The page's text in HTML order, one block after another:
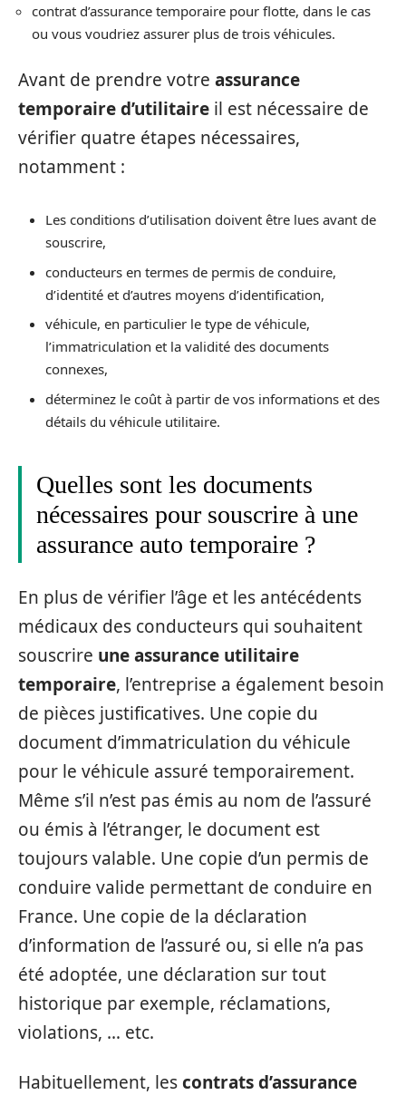
contrat d’assurance temporaire pour flotte, dans le cas
ou vous voudriez assurer plus de trois véhicules.
Avant de prendre votre assurance
temporaire d’utilitaire il est nécessaire de
vérifier quatre étapes nécessaires,
notamment :
Les conditions d’utilisation doivent être lues avant de
souscrire,
conducteurs en termes de permis de conduire,
d’identité et d’autres moyens d’identification,
véhicule, en particulier le type de véhicule,
l’immatriculation et la validité des documents
connexes,
déterminez le coût à partir de vos informations et des
détails du véhicule utilitaire.
Quelles sont les documents
nécessaires pour souscrire à une
assurance auto temporaire ?
En plus de vérifier l’âge et les antécédents
médicaux des conducteurs qui souhaitent
souscrire une assurance utilitaire
temporaire, l’entreprise a également besoin
de pièces justificatives. Une copie du
document d’immatriculation du véhicule
pour le véhicule assuré temporairement.
Même s’il n’est pas émis au nom de l’assuré
ou émis à l’étranger, le document est
toujours valable. Une copie d’un permis de
conduire valide permettant de conduire en
France. Une copie de la déclaration
d’information de l’assuré ou, si elle n’a pas
été adoptée, une déclaration sur tout
historique par exemple, réclamations,
violations, … etc.
Habituellement, lescontrats d’assurance